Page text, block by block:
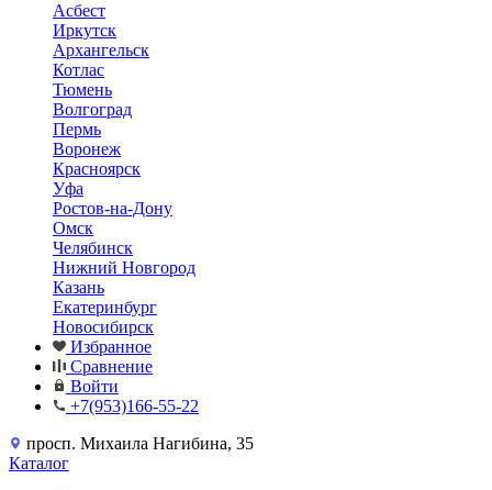
Асбест
Иркутск
Архангельск
Котлас
Тюмень
Волгоград
Пермь
Воронеж
Красноярск
Уфа
Ростов-на-Дону
Омск
Челябинск
Нижний Новгород
Казань
Екатеринбург
Новосибирск
Избранное
Сравнение
Войти
+7(953)166-55-22
просп. Михаила Нагибина, 35
Каталог